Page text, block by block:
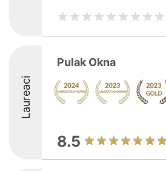
Laureaci
Pulak Okna
8.5